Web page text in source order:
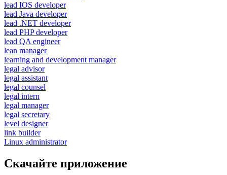
lead IOS developer
lead Java developer
lead .NET developer
lead PHP developer
lead QA engineer
lean manager
learning and development manager
legal advisor
legal assistant
legal counsel
legal intern
legal manager
legal secretary
level designer
link builder
Linux administrator
Скачайте приложение